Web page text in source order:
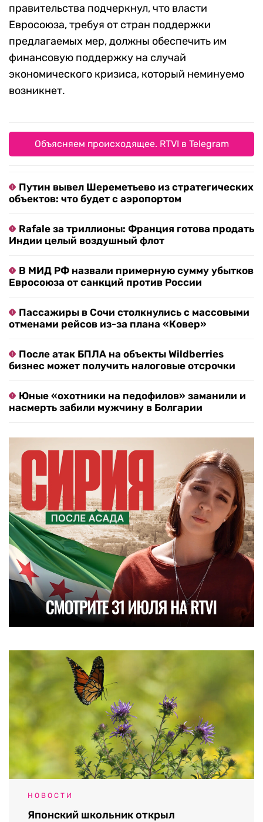
правительства подчеркнул, что власти
Евросоюза, требуя от стран поддержки
предлагаемых мер, должны обеспечить им
финансовую поддержку на случай
экономического кризиса, который неминуемо
возникнет.
Объясняем происходящее. RTVI в Telegram
Путин вывел Шереметьево из стратегических
объектов: что будет с аэропортом
Rafale за триллионы: Франция готова продать
Индии целый воздушный флот
В МИД РФ назвали примерную сумму убытков
Евросоюза от санкций против России
Пассажиры в Сочи столкнулись с массовыми
отменами рейсов из-за плана «Ковер»
После атак БПЛА на объекты Wildberries
бизнес может получить налоговые отсрочки
Юные «охотники на педофилов» заманили и
насмерть забили мужчину в Болгарии
НОВОСТИ
Японский школьник открыл